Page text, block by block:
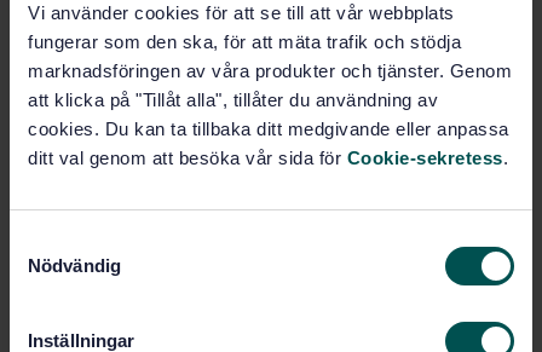
Vi använder cookies för att se till att vår webbplats
fungerar som den ska, för att mäta trafik och stödja
marknadsföringen av våra produkter och tjänster. Genom
att klicka på "Tillåt alla", tillåter du användning av
cookies. Du kan ta tillbaka ditt medgivande eller anpassa
ditt val genom att besöka vår sida för Cookie-sekretess.
Nödvändig
Inställningar
Språk: Engelska
Framtagen av:Svenska institutet för
standarder
Internationell titel: Durability of wood and
wood-based products - Preservative
treated solid wood - Determination of
creosote in treated wood